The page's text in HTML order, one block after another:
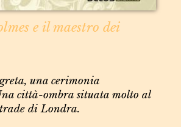
e il maestro dei
una cerimonia
città-ombra situata molto al
di Londra.